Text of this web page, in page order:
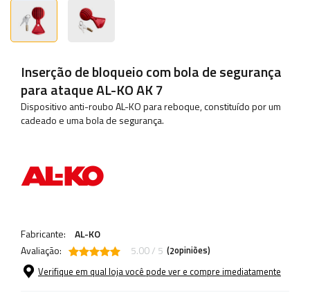
Inserção de bloqueio com bola de segurança
para ataque AL-KO AK 7
Dispositivo anti-roubo AL-KO para reboque, constituído por um
cadeado e uma bola de segurança.
Fabricante:
AL-KO
Avaliação:
5.00 / 5 (2opiniões)
Verifique em qual loja você pode ver e compre imediatamente